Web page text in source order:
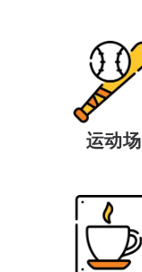
运动场